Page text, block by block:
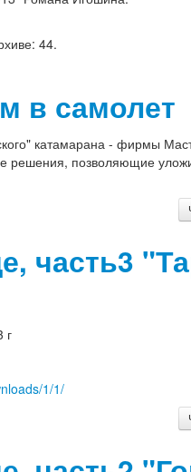
44.
в самолет
катамарана - фирмы
решения, позволяющие
часть3
г
1/1/